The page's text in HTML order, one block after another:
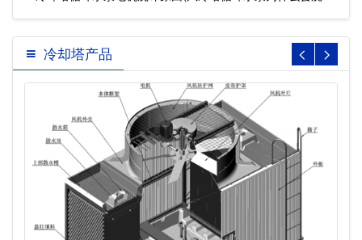
…
冷却塔产品